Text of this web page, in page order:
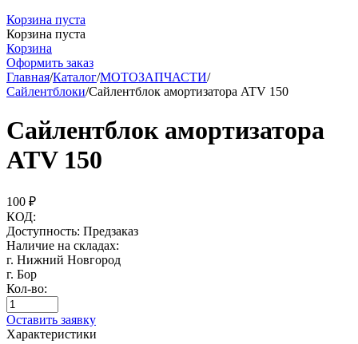
Корзина пуста
Корзина пуста
Корзина
Оформить заказ
Главная/Каталог/МОТОЗАПЧАСТИ/
Сайлентблоки/Сайлентблок амортизатора ATV 150
Сайлентблок амортизатора
ATV 150
100 ₽
КОД:
Доступность: Предзаказ
Наличие на складах:
г. Нижний Новгород
г. Бор
Кол-во:
Оставить заявку
Характеристики